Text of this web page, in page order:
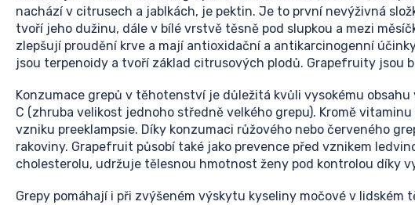
nachází v citrusech a jablkách, je pektin. Je to první nevýživná
tvoří jeho dužinu, dále v bílé vrstvě těsně pod slupkou a mezi
zlepšují proudění krve a mají antioxidační a antikarcinogenní
jsou terpenoidy a tvoří základ citrusových plodů. Grapefruity jsou
Konzumace grepů v těhotenství je důležitá kvůli vysokému
C (zhruba velikost jednoho středně velkého grepu). Kromě
vzniku preeklampsie. Díky konzumaci růžového nebo červeného
rakoviny. Grapefruit působí také jako prevence před vznikem
cholesterolu, udržuje tělesnou hmotnost ženy pod kontrolou díky
Grepy pomáhají i při zvýšeném výskytu kyseliny močové v